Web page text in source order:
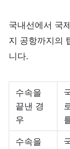
국내선에서 국
지 공항까지의
니다.
수속을
끝낸 경
우
수속을